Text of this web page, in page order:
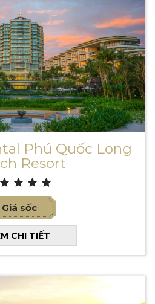
Phú Quốc Long
Resort
Giá sốc
CHI TIẾT